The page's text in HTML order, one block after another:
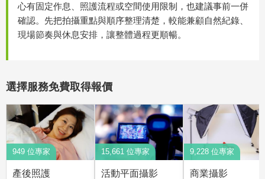
心有固定作息、照護流程或空間使用限制，也建議事前一併
確認。先把拍攝重點與順序整理清楚，較能兼顧自然紀錄、
現場節奏與休息安排，讓整體過程更順暢。
選擇服務免費取得報價
949 位專家
產後照護
15,661 位專家
活動平面攝影
9,228 位專家
商業攝影